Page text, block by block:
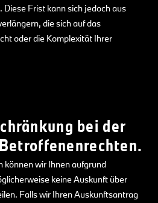
Diese Frist kann sich jedoch aus
die sich auf das
oder die Komplexität Ihrer
bei der
können wir Ihnen aufgrund
keine Auskunft über
Falls wir Ihren Auskunftsantrag